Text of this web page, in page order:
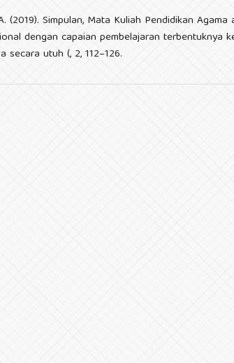
(2019). Simpulan, Mata Kuliah Pendidikan
dengan capaian pembelajaran terbentuknya
secara utuh (, 2, 112–126.